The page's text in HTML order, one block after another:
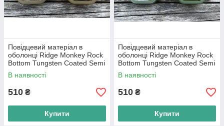
Повідцевий матеріал в
оболонці Ridge Monkey Rock
Bottom Tungsten Coated Semi
Stiff 25lb
В наявності
510 ₴
Купити
Повідцевий матеріал в
оболонці Ridge Monkey Rock
Bottom Tungsten Coated Semi
Stiff
В наявності
510 ₴
Купити